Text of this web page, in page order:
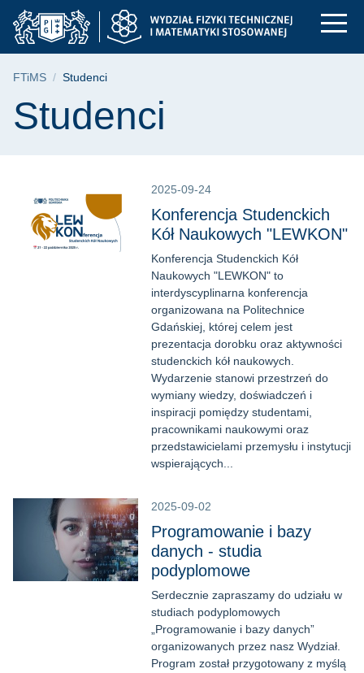
Przejdź
do
menu
Przejdź
do
wyszukiwarki
Przejdź
do
treści
Studenci | FTiMS -
Ścieżka nawigacyjna
FTiMS Studenci
Treść strony
Studenci
2025-09-24
Konferencja Studenckich
Kół Naukowych "LEWKON"
Konferencja Studenckich Kół
Naukowych "LEWKON" to
interdyscyplinarna konferencja
organizowana na Politechnice
Gdańskiej, której celem jest
prezentacja dorobku oraz aktywności
studenckich kół naukowych.
Wydarzenie stanowi przestrzeń do
wymiany wiedzy, doświadczeń i
inspiracji pomiędzy studentami,
pracownikami naukowymi oraz
przedstawicielami przemysłu i instytucji
wspierających...
2025-09-02
Programowanie i bazy
danych - studia
podyplomowe
Serdecznie zapraszamy do udziału w
studiach podyplomowych
„Programowanie i bazy danych”
organizowanych przez nasz Wydział.
Program został przygotowany z myślą